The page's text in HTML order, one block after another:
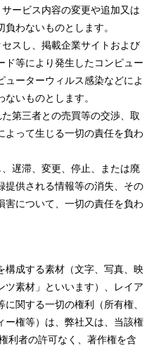
ービス内容の変更や追加又は
わないものとします。
スし、掲載企業サイトおよび
ド等により発生したコンピュー
ューターウィルス感染などによ
いものとします。
第三者との売買等の交渉、取
よって生じる一切の責任を負わ
遅滞、変更、停止、または廃
提供される情報等の消失、その
害について、一切の責任を負わ
構成する素材（文字、写真、映
ツ素材」といいます）、レイア
関する一切の権利（所有権、
ー権等）は、弊社又は、当該権
利者の許可なく、著作権を含